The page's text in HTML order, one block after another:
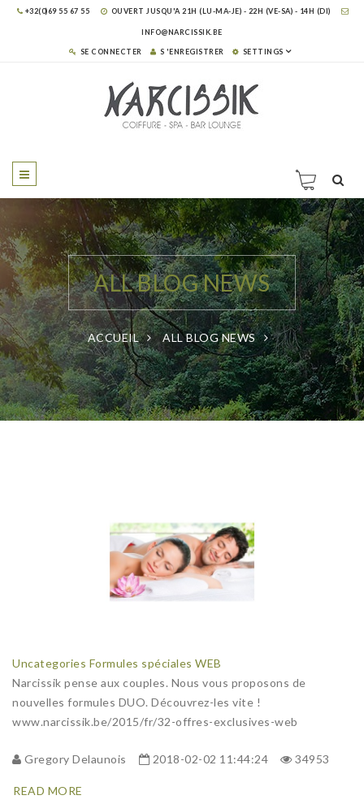
+32(0)69 55 67 55 OUVERT JUSQU'A 21H (LU-MA-JE) - 22H (VE-SA) - 14H (DI)
INFO@NARCISSIK.BE
SE CONNECTER S 'ENREGISTRER SETTINGS
ALL BLOG NEWS
ACCUEIL ALL BLOG NEWS
Uncategories Formules spéciales WEB
Narcissik pense aux couples. Nous vous proposons de
nouvelles formules DUO. Découvrez-les vite !
www.narcissik.be/2015/fr/32-offres-exclusives-web
Gregory Delaunois 2018-02-02 11:44:24 34953
READ MORE